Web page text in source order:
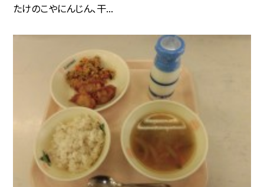
たけのこやにんじん、干...